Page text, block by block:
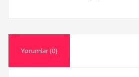
Yorumlar (0)